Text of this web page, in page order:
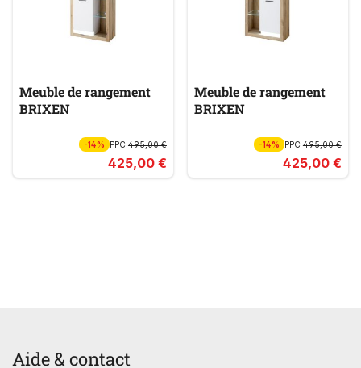
Meuble de rangement
BRIXEN
-14% PPC 495,00 €
425,00 €
Meuble de rangement
BRIXEN
-14% PPC495,00 €
425,00 €
Aide & contact